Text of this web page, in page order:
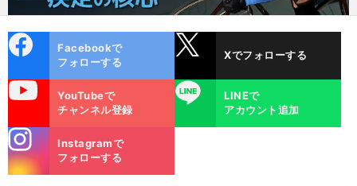
ok
Facebookで
フォローする
Xでフォローする
YouTubeで
チャンネル登録
LINE
LINEで
アカウント追加
m
Instagramで
フォローする